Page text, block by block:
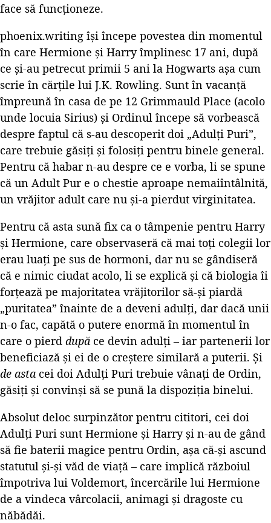
face să funcționeze.
phoenix.writing își începe povestea din momentul
în care Hermione și Harry împlinesc 17 ani, după
ce și-au petrecut primii 5 ani la Hogwarts așa cum
scrie în cărțile lui J.K. Rowling. Sunt în vacanță
împreună în casa de pe 12 Grimmauld Place (acolo
unde locuia Sirius) și Ordinul începe să vorbească
despre faptul că s-au descoperit doi „Adulți Puri”,
care trebuie găsiți și folosiți pentru binele general.
Pentru că habar n-au despre ce e vorba, li se spune
că un Adult Pur e o chestie aproape nemaiîntâlnită,
un vrăjitor adult care nu și-a pierdut virginitatea.
Pentru că asta sună fix ca o tâmpenie pentru Harry
și Hermione, care observaseră că mai toți colegii lor
erau luați pe sus de hormoni, dar nu se gândiseră
că e nimic ciudat acolo, li se explică și că biologia îi
forțează pe majoritatea vrăjitorilor să-și piardă
„puritatea” înainte de a deveni adulți, dar dacă unii
n-o fac, capătă o putere enormă în momentul în
care o pierd după ce devin adulți – iar partenerii lor
beneficiază și ei de o creștere similară a puterii. Și
de asta cei doi Adulți Puri trebuie vânați de Ordin,
găsiți și convinși să se pună la dispoziția binelui.
Absolut deloc surpinzător pentru cititori, cei doi
Adulți Puri sunt Hermione și Harry și n-au de gând
să fie baterii magice pentru Ordin, așa că-și ascund
statutul și-și văd de viață – care implică războiul
împotriva lui Voldemort, încercările lui Hermione
de a vindeca vârcolacii, animagi și dragoste cu
năbădăi.